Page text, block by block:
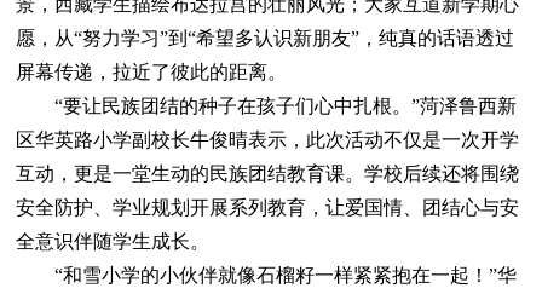
景，西藏学生描绘布达拉宫的壮丽风光；大家互道新学期心
愿，从“努力学习”到“希望多认识新朋友”，纯真的话语透过
屏幕传递，拉近了彼此的距离。
“要让民族团结的种子在孩子们心中扎根。”菏泽鲁西新
区华英路小学副校长牛俊晴表示，此次活动不仅是一次开学
互动，更是一堂生动的民族团结教育课。学校后续还将围绕
安全防护、学业规划开展系列教育，让爱国情、团结心与安
全意识伴随学生成长。
“和雪小学的小伙伴就像石榴籽一样紧紧抱在一起！”华